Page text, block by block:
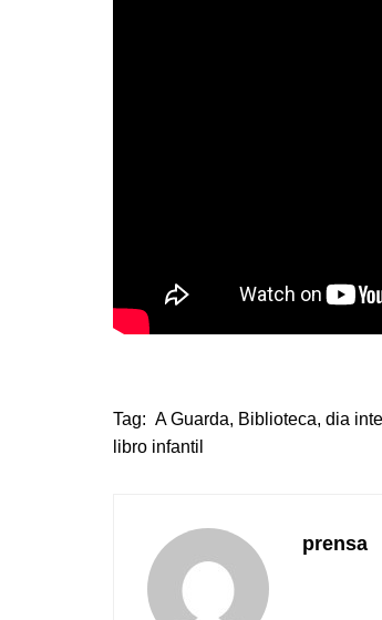
Tag: A Guarda, Biblioteca, dia
libro infantil
prensa